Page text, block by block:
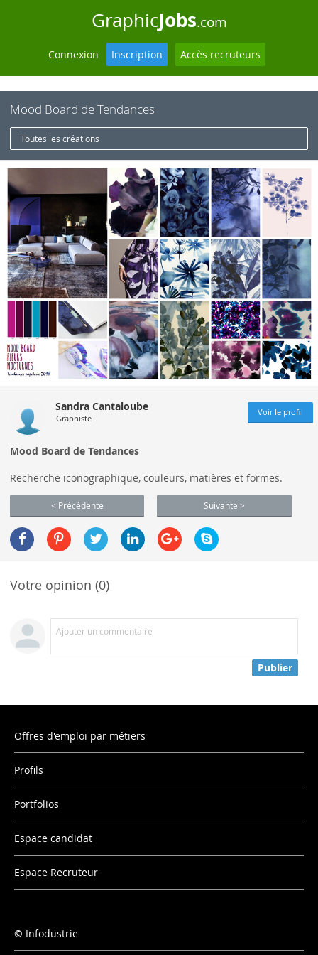
GraphicJobs.com
Connexion Inscription Accès recruteurs
Mood Board de Tendances
Toutes les créations
Sandra Cantaloube
Graphiste
Voir le profil
Mood Board de Tendances
Recherche iconographique, couleurs, matières et formes.
< Précédente Suivante >
Votre opinion (0)
Ajouter un commentaire
Publier
Offres d'emploi par métiers
Profils
Portfolios
Espace candidat
Espace Recruteur
Infodustrie